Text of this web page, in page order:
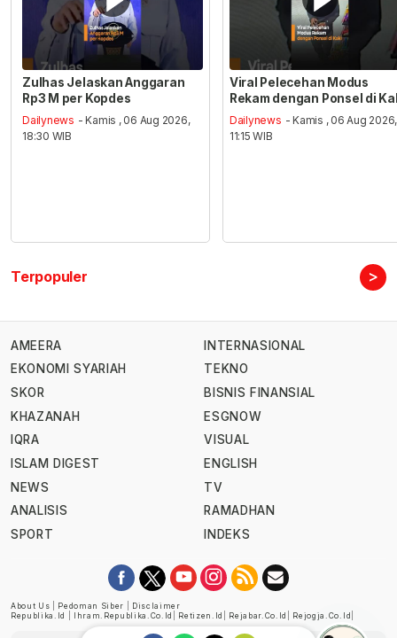
Zulhas Jelaskan Anggaran
Rp3 M per Kopdes
Dailynews - Kamis , 06 Aug 2026,
18:30 WIB
Viral Pelecehan Modus
Rekam dengan Ponsel di
Dailynews - Kamis , 06 Aug 2026,
11:15 WIB
Terpopuler >
AMEERA
EKONOMI SYARIAH
SKOR
KHAZANAH
IQRA
ISLAM DIGEST
NEWS
ANALISIS
SPORT
INTERNASIONAL
TEKNO
BISNIS FINANSIAL
ESGNOW
VISUAL
ENGLISH
TV
RAMADHAN
INDEKS
About Us Pedoman Siber
Disclaimer
Republika.id
Ihram.republika.co.id Retizen.id Rejabar.co.id Rejogja.co.id